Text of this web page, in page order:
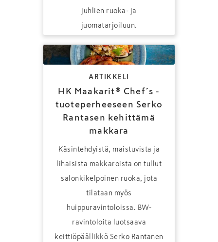
juhlien ruoka- ja
juomatarjoiluun.
ARTIKKELI
HK Maakarit® Chef´s -
tuoteperheeseen Serko
Rantasen kehittämä
makkara
Käsintehdyistä, maistuvista ja
lihaisista makkaroista on tullut
salonkikelpoinen ruoka, jota
tilataan myös
huippuravintoloissa. BW-
ravintoloita luotsaava
keittiöpäällikkö Serko Rantanen